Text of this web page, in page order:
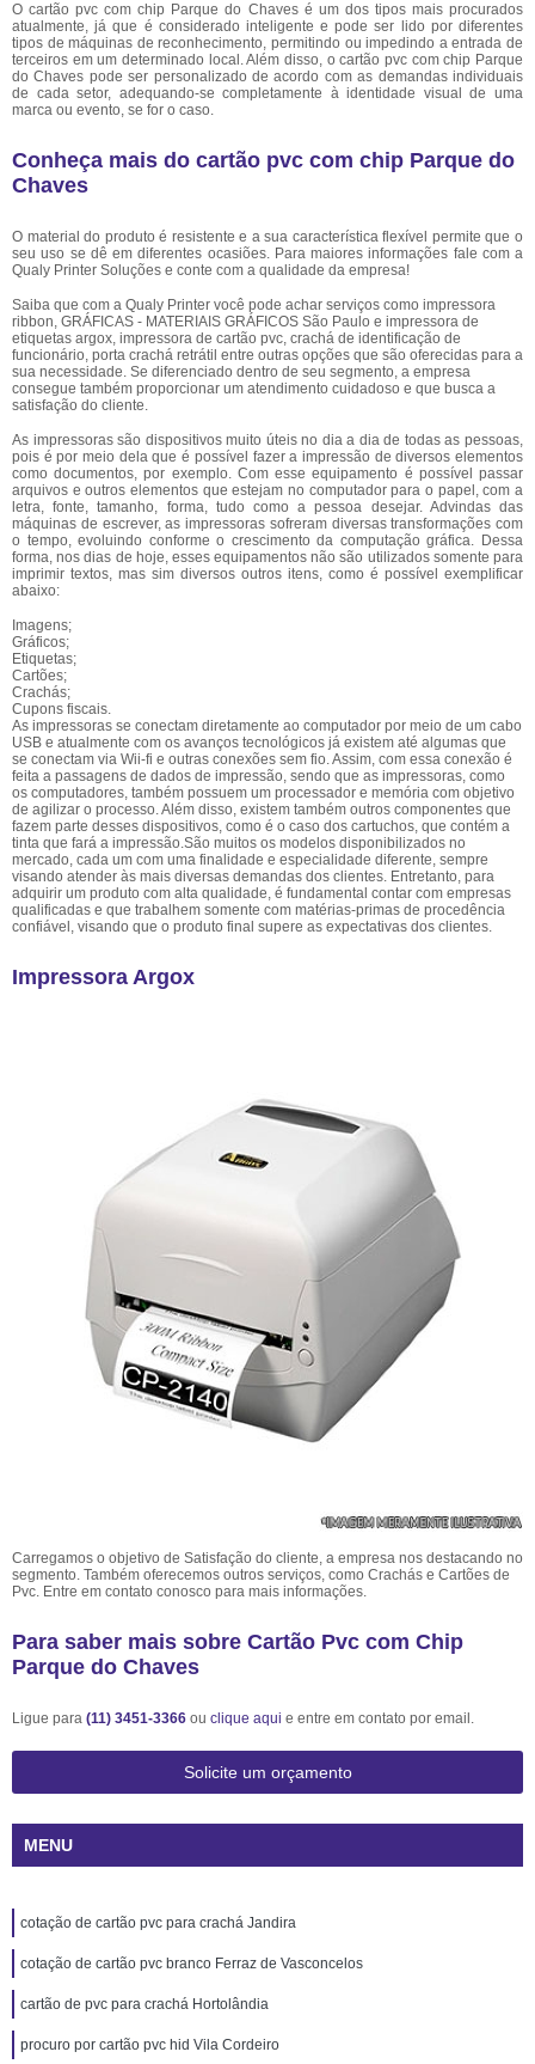
O cartão pvc com chip Parque do Chaves é um dos tipos mais procurados
atualmente, já que é considerado inteligente e pode ser lido por diferentes
tipos de máquinas de reconhecimento, permitindo ou impedindo a entrada de
terceiros em um determinado local. Além disso, o cartão pvc com chip Parque
do Chaves pode ser personalizado de acordo com as demandas individuais
de cada setor, adequando-se completamente à identidade visual de uma
marca ou evento, se for o caso.
Conheça mais do cartão pvc com chip Parque do
Chaves
O material do produto é resistente e a sua característica flexível permite que o
seu uso se dê em diferentes ocasiões. Para maiores informações fale com a
Qualy Printer Soluções e conte com a qualidade da empresa!
Saiba que com a Qualy Printer você pode achar serviços como impressora
ribbon, GRÁFICAS - MATERIAIS GRÁFICOS São Paulo e impressora de
etiquetas argox, impressora de cartão pvc, crachá de identificação de
funcionário, porta crachá retrátil entre outras opções que são oferecidas para a
sua necessidade. Se diferenciado dentro de seu segmento, a empresa
consegue também proporcionar um atendimento cuidadoso e que busca a
satisfação do cliente.
As impressoras são dispositivos muito úteis no dia a dia de todas as pessoas,
pois é por meio dela que é possível fazer a impressão de diversos elementos
como documentos, por exemplo. Com esse equipamento é possível passar
arquivos e outros elementos que estejam no computador para o papel, com a
letra, fonte, tamanho, forma, tudo como a pessoa desejar. Advindas das
máquinas de escrever, as impressoras sofreram diversas transformações com
o tempo, evoluindo conforme o crescimento da computação gráfica. Dessa
forma, nos dias de hoje, esses equipamentos não são utilizados somente para
imprimir textos, mas sim diversos outros itens, como é possível exemplificar
abaixo:
Imagens;
Gráficos;
Etiquetas;
Cartões;
Crachás;
Cupons fiscais.
As impressoras se conectam diretamente ao computador por meio de um cabo
USB e atualmente com os avanços tecnológicos já existem até algumas que
se conectam via Wii-fi e outras conexões sem fio. Assim, com essa conexão é
feita a passagens de dados de impressão, sendo que as impressoras, como
os computadores, também possuem um processador e memória com objetivo
de agilizar o processo. Além disso, existem também outros componentes que
fazem parte desses dispositivos, como é o caso dos cartuchos, que contém a
tinta que fará a impressão.São muitos os modelos disponibilizados no
mercado, cada um com uma finalidade e especialidade diferente, sempre
visando atender às mais diversas demandas dos clientes. Entretanto, para
adquirir um produto com alta qualidade, é fundamental contar com empresas
qualificadas e que trabalhem somente com matérias-primas de procedência
confiável, visando que o produto final supere as expectativas dos clientes.
Impressora Argox
Carregamos o objetivo de Satisfação do cliente, a empresa nos destacando no
segmento. Também oferecemos outros serviços, como Crachás e Cartões de
Pvc. Entre em contato conosco para mais informações.
Para saber mais sobre Cartão Pvc com Chip
Parque do Chaves
Ligue para (11) 3451-3366 ou clique aqui e entre em contato por email.
Solicite um orçamento
MENU
cotação de cartão pvc para crachá Jandira
cotação de cartão pvc branco Ferraz de Vasconcelos
cartão de pvc para crachá Hortolândia
procuro por cartão pvc hid Vila Cordeiro